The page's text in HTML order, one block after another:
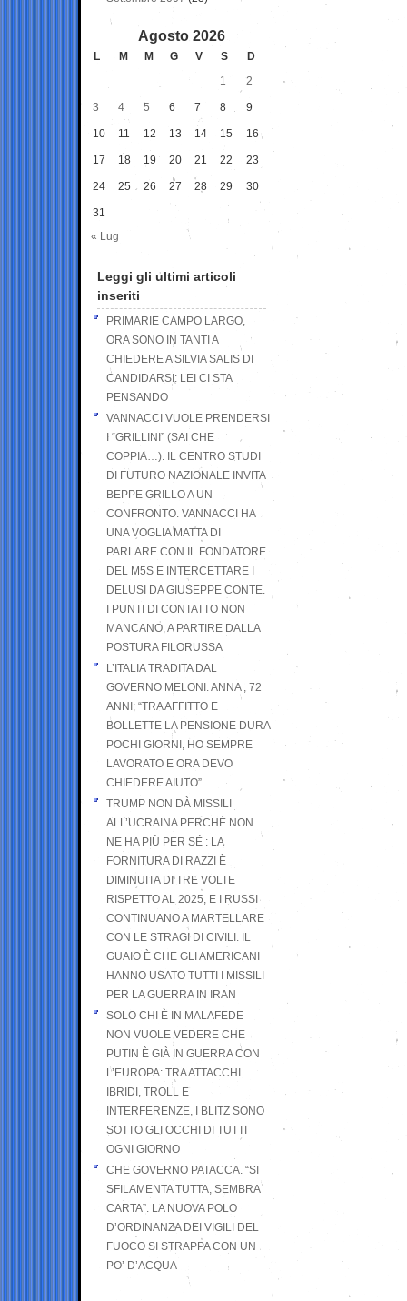
Agosto 2026
L M M G V S
D
1
2
3 4 5 6 7 8 9
10 11 12 13 14 15 16
17 18 19 20 21 22 23
24 25 26 27 28 29 30
31
« Lug
Leggi gli ultimi articoli
inseriti
PRIMARIE CAMPO LARGO,
ORA SONO IN TANTI A
CHIEDERE A SILVIA SALIS DI
CANDIDARSI: LEI CI STA
PENSANDO
VANNACCI VUOLE PRENDERSI
I “GRILLINI” (SAI CHE
COPPIA…). IL CENTRO STUDI
DI FUTURO NAZIONALE INVITA
BEPPE GRILLO A UN
CONFRONTO. VANNACCI HA
UNA VOGLIA MATTA DI
PARLARE CON IL FONDATORE
DEL M5S E INTERCETTARE I
DELUSI DA GIUSEPPE CONTE.
I PUNTI DI CONTATTO NON
MANCANO, A PARTIRE DALLA
POSTURA FILORUSSA
L’ITALIA TRADITA DAL
GOVERNO MELONI. ANNA , 72
ANNI; “TRA AFFITTO E
BOLLETTE LA PENSIONE DURA
POCHI GIORNI, HO SEMPRE
LAVORATO E ORA DEVO
CHIEDERE AIUTO”
TRUMP NON DÀ MISSILI
ALL’UCRAINA PERCHÉ NON
NE HA PIÙ PER SÉ : LA
FORNITURA DI RAZZI È
DIMINUITA DI TRE VOLTE
RISPETTO AL 2025, E I RUSSI
CONTINUANO A MARTELLARE
CON LE STRAGI DI CIVILI. IL
GUAIO È CHE GLI AMERICANI
HANNO USATO TUTTI I MISSILI
PER LA GUERRA IN IRAN
SOLO CHI È IN MALAFEDE
NON VUOLE VEDERE CHE
PUTIN È GIÀ IN GUERRA CON
L’EUROPA: TRA ATTACCHI
IBRIDI, TROLL E
INTERFERENZE, I BLITZ SONO
SOTTO GLI OCCHI DI TUTTI
OGNI GIORNO
CHE GOVERNO PATACCA. “SI
SFILAMENTA TUTTA, SEMBRA
CARTA”. LA NUOVA POLO
D’ORDINANZA DEI VIGILI DEL
FUOCO SI STRAPPA CON UN
PO’ D’ACQUA